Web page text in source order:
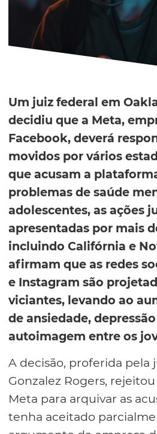
Um juiz federal em
decidiu que a Meta,
Facebook, deverá
movidos por vários
que acusam a
problemas de saúde
adolescentes, as ações
apresentadas por mais
incluindo Califórnia e
afirmam que as redes
e Instagram são
viciantes, levando ao
de ansiedade,
autoimagem entre os
A decisão, proferida pela
Gonzalez Rogers,
Meta para arquivar as
tenha aceitado